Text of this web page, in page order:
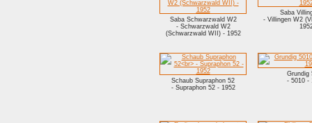
Saba Schwarzwald W2
- Schwarzwald W2
(Schwarzwald WII) - 1952
Saba
- Villingen W2
Schaub Supraphon 52
- Supraphon 52 - 1952
Grundig
- 5010 -